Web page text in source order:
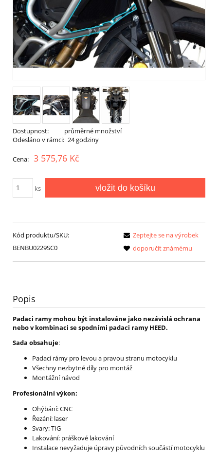
Dostupnost:
průměrné množství
Odesláno v rámci: 24 godziny
Cena: 3 575,76 Kč
ks vložit do košíku
Kód produktu/SKU:
BENBU0229SC0
Zeptejte se na výrobek
doporučit známému
Popis
Padaci ramy mohou být instalováne jako nezávislá ochrana
nebo v kombinaci se spodními padaci ramy HEED.
Sada obsahuje:
Padací rámy pro levou a pravou stranu motocyklu
Všechny nezbytné díly pro montáž
Montážní návod
Profesionální výkon:
Ohýbání: CNC
Řezání: laser
Svary: TIG
Lakování: práškové lakování
Instalace nevyžaduje úpravy původních součástí motocyklu